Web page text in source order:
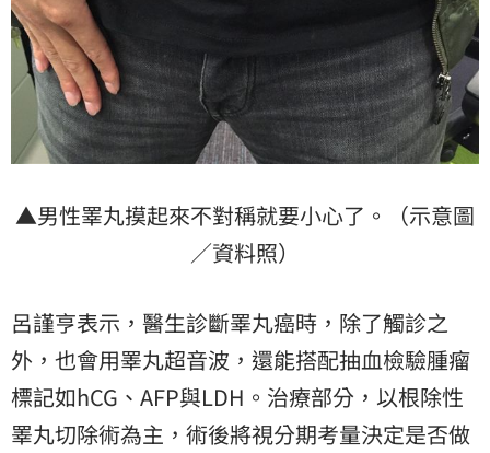
▲男性睪丸摸起來不對稱就要小心了。（示意圖
／資料照）
呂謹亨表示，醫生診斷睪丸癌時，除了觸診之
外，也會用睪丸超音波，還能搭配抽血檢驗腫瘤
標記如hCG、AFP與LDH。治療部分，以根除性
睪丸切除術為主，術後將視分期考量決定是否做